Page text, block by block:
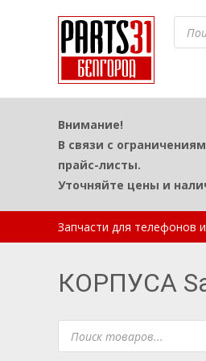
Поиск
Внимание!
В связи с
прайс-листы.
Уточняйте цены и
Запчасти для телефонов
КОРПУСА
Поиск
товаров